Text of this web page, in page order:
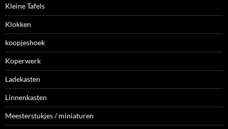
Kleine Tafels
Klokken
koopjeshoek
Koperwerk
Ladekasten
Linnenkasten
Meesterstukjes / miniaturen